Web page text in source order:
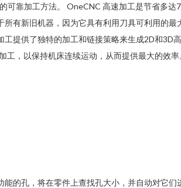
可靠加工方法。 OneCNC 高速加工是节省多达
有新旧机器，因为它具有利用刀具可利用的最
提供了独特的加工和链接策略来生成2D和3D高
工，以保持机床连续运动，从而提供最大的效率
的孔，将在零件上查找孔大小，并自动对它们